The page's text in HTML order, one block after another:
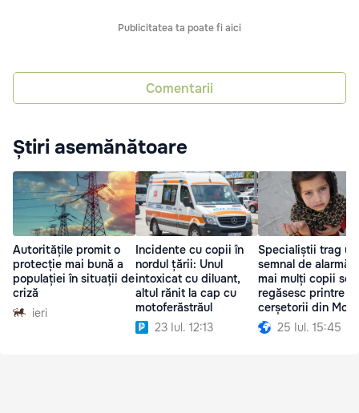
Publicitatea ta poate fi aici
Comentarii
Știri asemănătoare
Autoritățile promit o
protecție mai bună a
populației în situații de
criză
ieri
Incidente cu copii în
nordul țării: Unul
intoxicat cu diluant,
altul rănit la cap cu
motoferăstrăul
23 Iul. 12:13
Specialiștii trag un
semnal de alarmă:
mai mulți copii se
regăsesc printre
cerșetorii din
25 Iul. 15:45